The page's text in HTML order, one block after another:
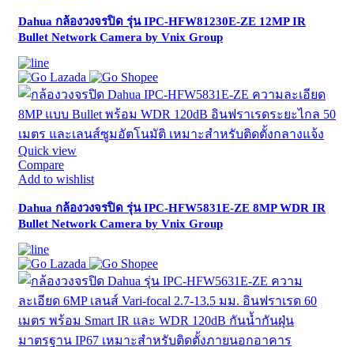
Dahua กล้องวงจรปิด รุ่น IPC-HFW81230E-ZE 12MP IR
Bullet Network Camera by Vnix Group
Quick view
Compare
Add to wishlist
Dahua กล้องวงจรปิด รุ่น IPC-HFW5831E-ZE 8MP WDR IR
Bullet Network Camera by Vnix Group